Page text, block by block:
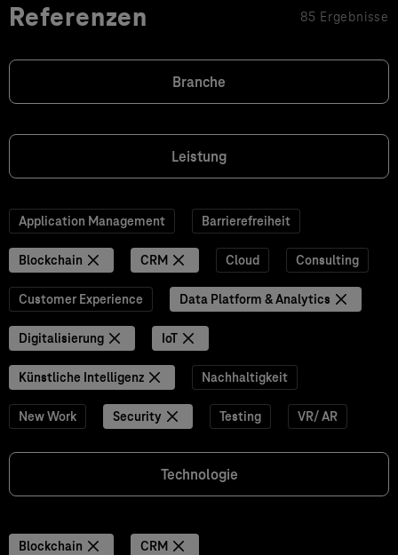
Referenzen 85 Ergebnisse
Branche
Leistung
Application Management Barrierefreiheit
Blockchain CRM Cloud Consulting
Customer Experience Data Platform & Analytics
Digitalisierung IoT
Künstliche Intelligenz Nachhaltigkeit
New Work Security Testing VR/ AR
Technologie
Blockchain CRM